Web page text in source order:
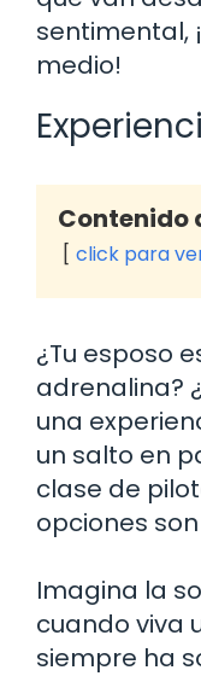
sentimental,
medio!
Contenido
click para
¿Tu esposo
adrenalina?
una
un salto en
clase de
opciones
Imagina la
cuando viva
siempre ha